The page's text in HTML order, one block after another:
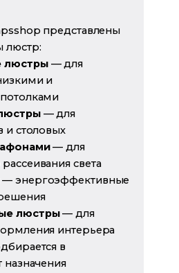
представлены
люстр:
люстры— для
и
— для
и столовых
— для
света
— энергоэффективные
люстры— для
интерьера
в
назначения